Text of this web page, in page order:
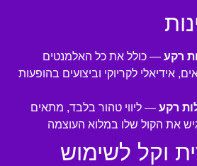
רקע — כולל את כל האלמנטים
אידיאלי לקריוקי וביצועים בהופעות
רקע — ליווי טהור בלבד, מתאים
את הקול שלו במלוא העוצמה
וקל לשימוש